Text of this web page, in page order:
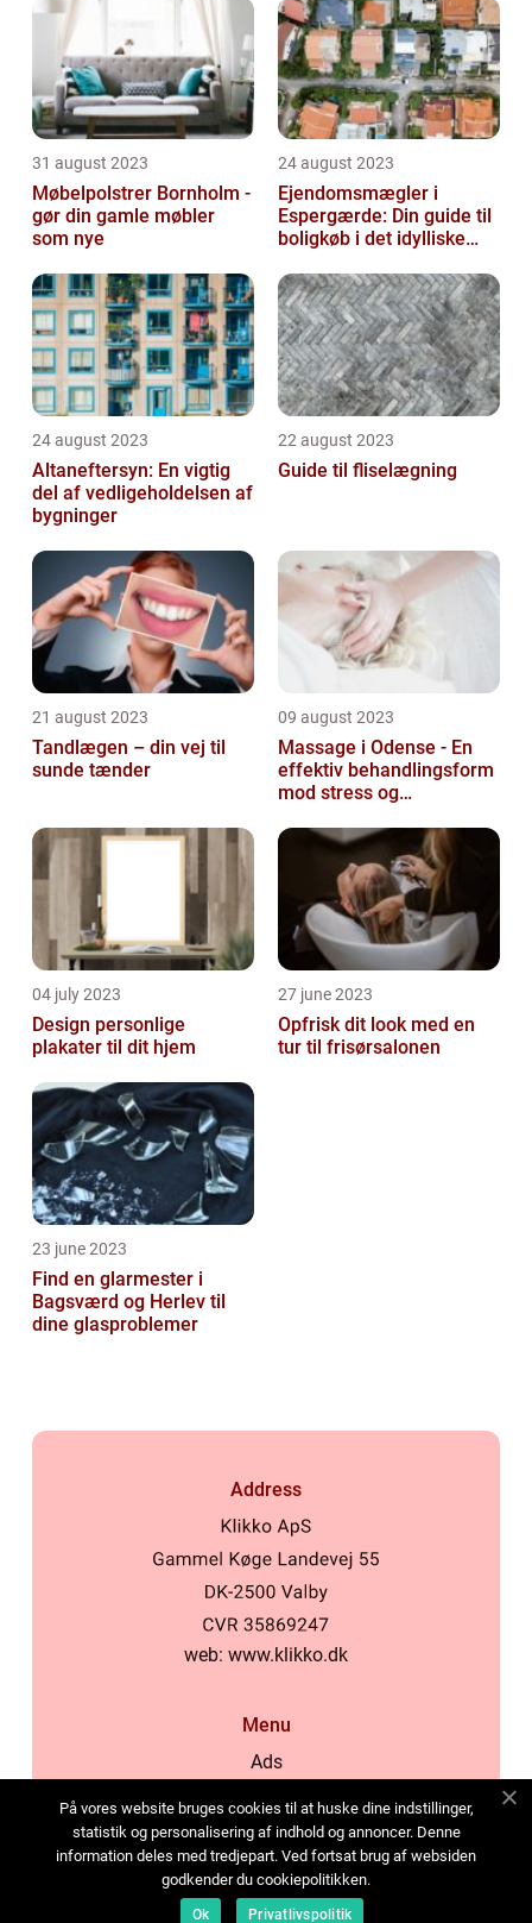
31 august 2023
Møbelpolstrer Bornholm -
gør din gamle møbler
som nye
24 august 2023
Ejendomsmægler i
Espergærde: Din guide til
boligkøb i det idylliske
24 august 2023
Altaneftersyn: En vigtig
del af vedligeholdelsen af
bygninger
22 august 2023
Guide til fliselægning
21 august 2023
Tandlægen – din vej til
sunde tænder
09 august 2023
Massage i Odense - En
effektiv behandlingsform
mod stress og
04 july 2023
Design personlige
plakater til dit hjem
27 june 2023
Opfrisk dit look med en
tur til frisørsalonen
23 june 2023
Find en glarmester i
Bagsværd og Herlev til
dine glasproblemer
Address
web: www.klikko.dk
Menu
Ads
Cookies
Contact
Sitemap
På vores website bruges cookies til at huske dine indstillinger,
statistik og personalisering af indhold og annoncer. Denne
information deles med tredjepart. Ved fortsat brug af websiden
godkender du cookiepolitikken.
Ok Privatlivspolitik